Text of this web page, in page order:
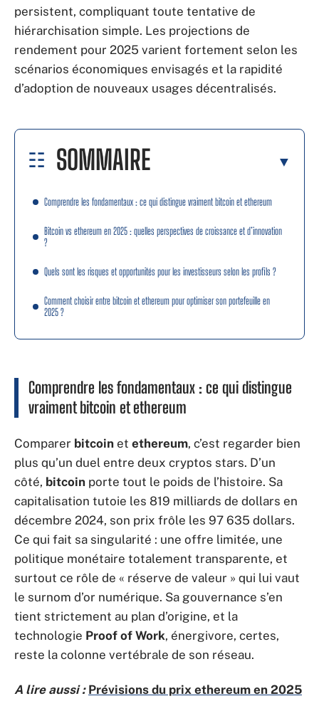
persistent, compliquant toute tentative de
hiérarchisation simple. Les projections de
rendement pour 2025 varient fortement selon les
scénarios économiques envisagés et la rapidité
d’adoption de nouveaux usages décentralisés.
SOMMAIRE
Comprendre les fondamentaux : ce qui distingue vraiment bitcoin et ethereum
Bitcoin vs ethereum en 2025 : quelles perspectives de croissance et d’innovation
?
Quels sont les risques et opportunités pour les investisseurs selon les profils ?
Comment choisir entre bitcoin et ethereum pour optimiser son portefeuille en
2025 ?
Comprendre les fondamentaux : ce qui distingue
vraiment bitcoin et ethereum
Comparer bitcoin et ethereum, c’est regarder bien
plus qu’un duel entre deux cryptos stars. D’un
côté, bitcoin porte tout le poids de l’histoire. Sa
capitalisation tutoie les 819 milliards de dollars en
décembre 2024, son prix frôle les 97 635 dollars.
Ce qui fait sa singularité : une offre limitée, une
politique monétaire totalement transparente, et
surtout ce rôle de « réserve de valeur » qui lui vaut
le surnom d’or numérique. Sa gouvernance s’en
tient strictement au plan d’origine, et la
technologie Proof of Work, énergivore, certes,
reste la colonne vertébrale de son réseau.
A lire aussi : Prévisions du prix ethereum en 2025